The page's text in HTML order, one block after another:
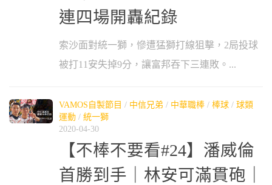
連四場開轟紀錄
索沙面對統一獅，慘遭猛獅打線狙擊，2局投球
被打11安失掉9分，讓富邦吞下三連敗。...
VAMOS自製節目 / 中信兄弟 / 中華職棒 / 棒球 / 球類
運動 / 統一獅
2020-04-30
【不棒不要看#24】潘威倫
首勝到手｜林安可滿貫砲｜